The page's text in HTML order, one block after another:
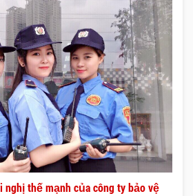
thế mạnh của công ty bảo vệ